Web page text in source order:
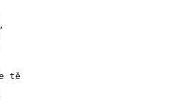
tě